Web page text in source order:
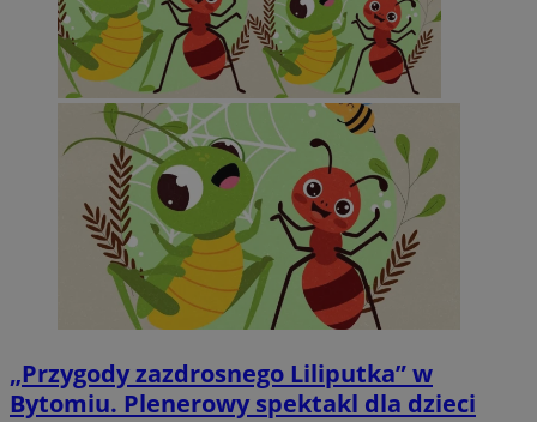
„Przygody zazdrosnego Liliputka” w
Bytomiu. Plenerowy spektakl dla dzieci